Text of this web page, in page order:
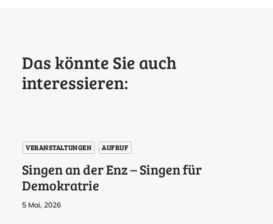
Das könnte Sie auch
interessieren:
VERANSTALTUNGEN AUFRUF
Singen an der Enz – Singen für
Demokratrie
5 Mai, 2026